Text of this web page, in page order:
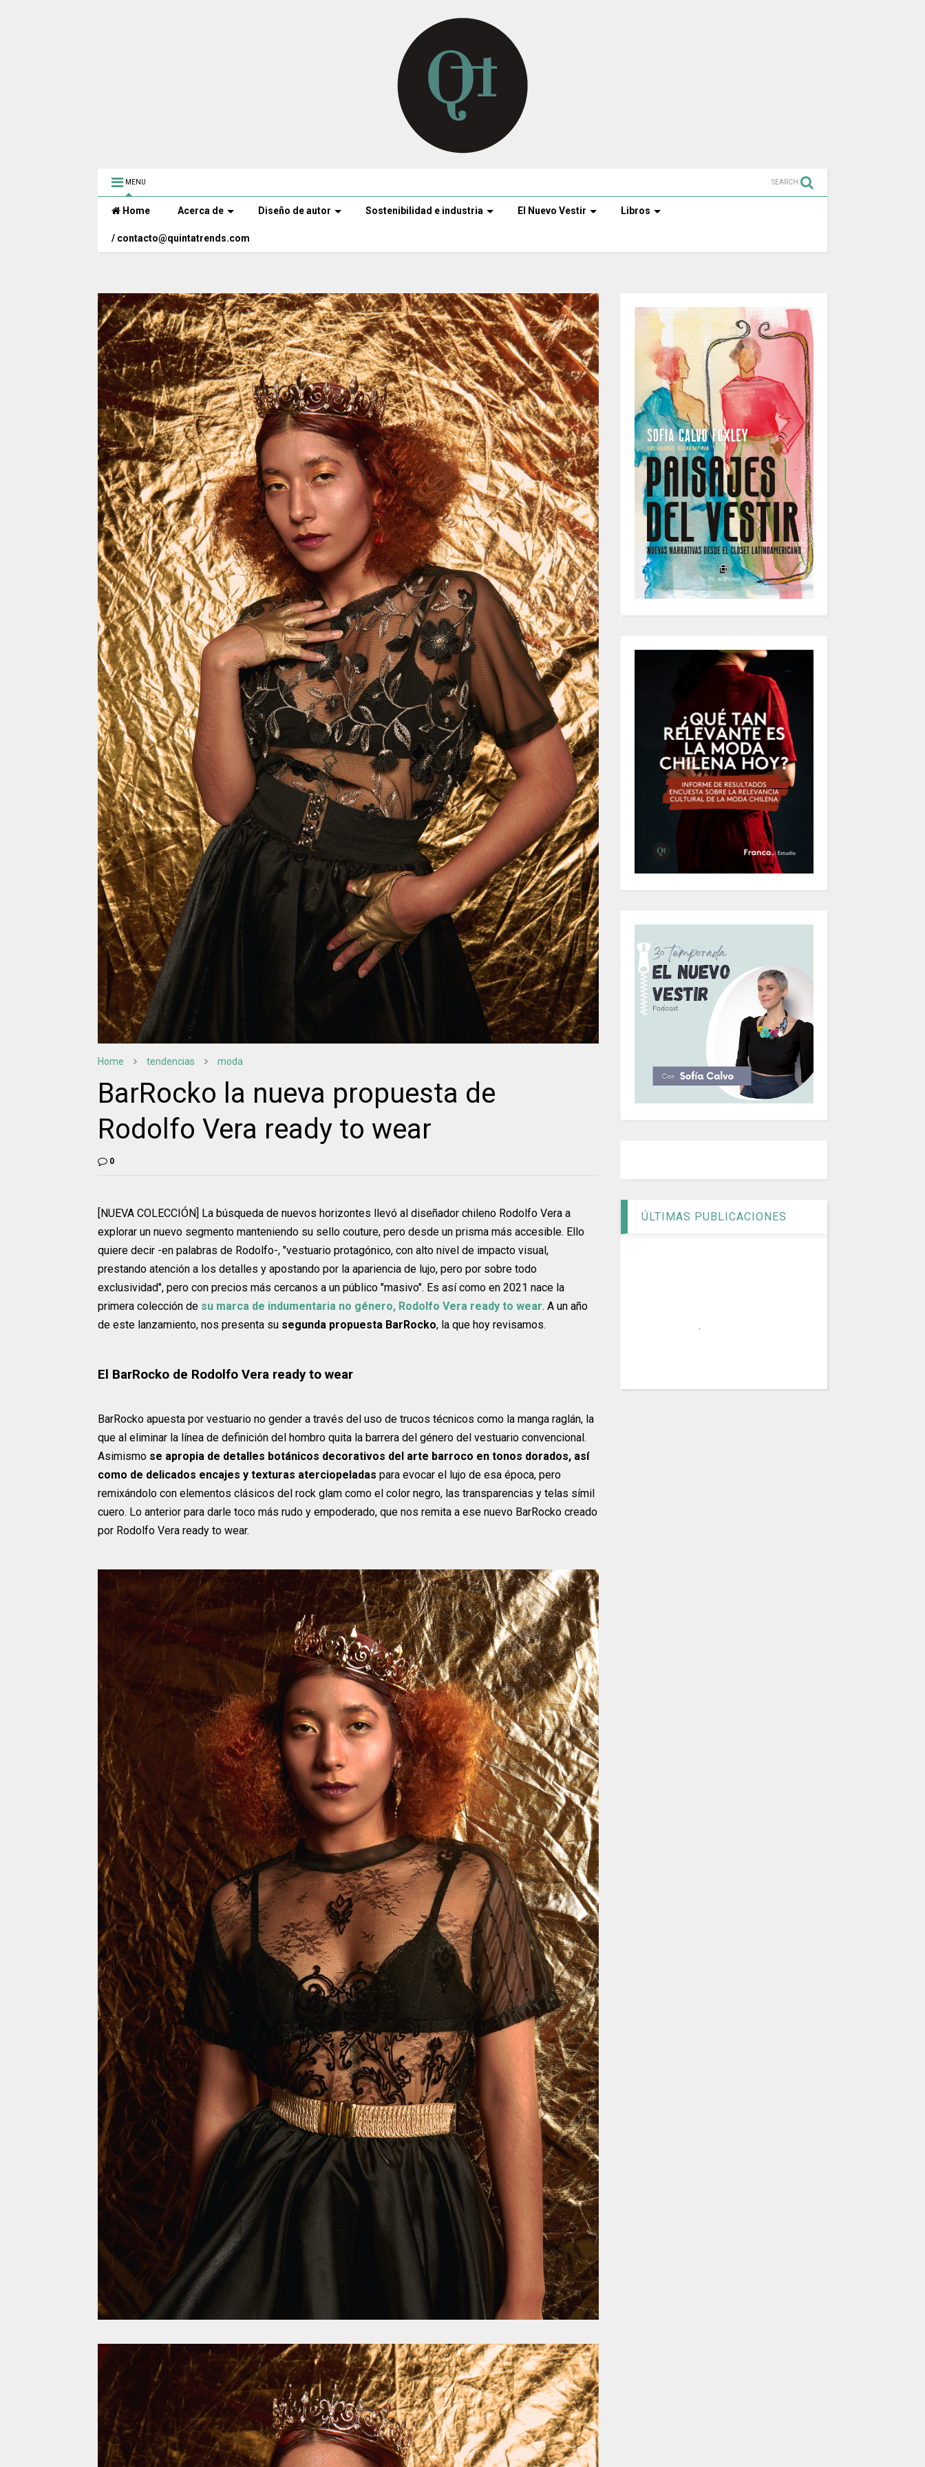
MENU SEARCH
Home Acerca de Diseño de autor Sostenibilidad e industria El Nuevo Vestir Libros
/ contacto@quintatrends.com
Home tendencias moda
BarRocko la nueva propuesta de
Rodolfo Vera ready to wear
0
[NUEVA COLECCIÓN] La búsqueda de nuevos horizontes llevó al diseñador chileno Rodolfo Vera a
explorar un nuevo segmento manteniendo su sello couture, pero desde un prisma más accesible. Ello
quiere decir -en palabras de Rodolfo-, "vestuario protagónico, con alto nivel de impacto visual,
prestando atención a los detalles y apostando por la apariencia de lujo, pero por sobre todo
exclusividad", pero con precios más cercanos a un público "masivo". Es así como en 2021 nace la
primera colección de su marca de indumentaria no género, Rodolfo Vera ready to wear. A un año
de este lanzamiento, nos presenta su segunda propuesta BarRocko, la que hoy revisamos.
El BarRocko de Rodolfo Vera ready to wear
BarRocko apuesta por vestuario no gender a través del uso de trucos técnicos como la manga raglán, la
que al eliminar la línea de definición del hombro quita la barrera del género del vestuario convencional.
Asimismo se apropia de detalles botánicos decorativos del arte barroco en tonos dorados, así
como de delicados encajes y texturas aterciopeladas para evocar el lujo de esa época, pero
remixándolo con elementos clásicos del rock glam como el color negro, las transparencias y telas símil
cuero. Lo anterior para darle toco más rudo y empoderado, que nos remita a ese nuevo BarRocko creado
por Rodolfo Vera ready to wear.
ÚLTIMAS PUBLICACIONES